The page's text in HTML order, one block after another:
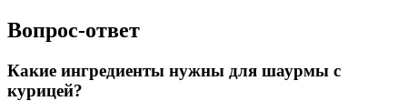
Вопрос-ответ
Какие ингредиенты нужны для шаурмы с
курицей?